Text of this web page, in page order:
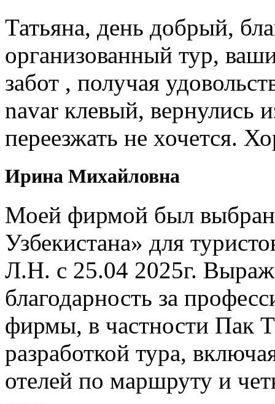
Татьяна, день добрый,
организованный тур,
забот , получая
navar клевый, вернулись
переезжать не хочется.
Ирина Михайловна
Моей фирмой был выбран
Узбекистана» для
Л.Н. с 25.04 2025г.
благодарность за
фирмы, в частности Пак
разработкой тура,
отелей по маршруту и